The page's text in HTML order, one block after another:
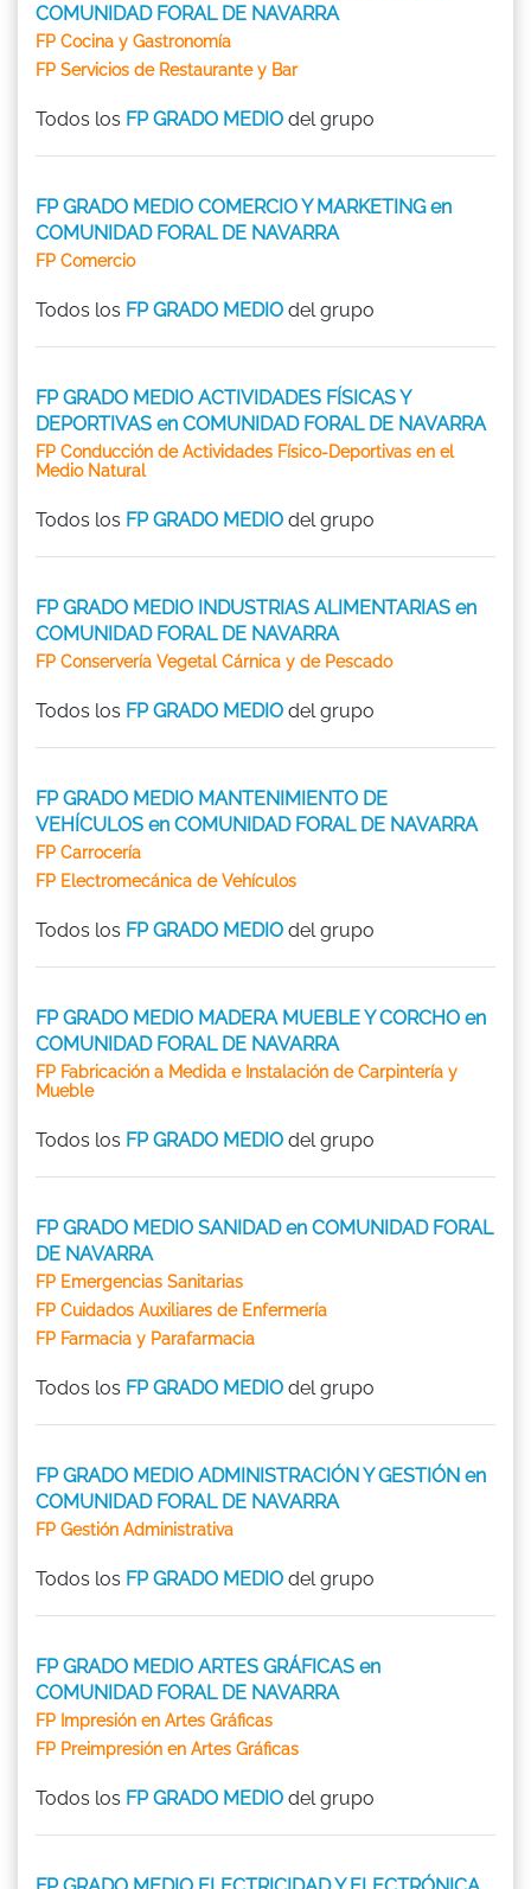
COMUNIDAD FORAL DE NAVARRA
FP Cocina y Gastronomía
FP Servicios de Restaurante y Bar
Todos los FP GRADO MEDIO del grupo
FP GRADO MEDIO COMERCIO Y MARKETING en
COMUNIDAD FORAL DE NAVARRA
FP Comercio
Todos los FP GRADO MEDIO del grupo
FP GRADO MEDIO ACTIVIDADES FÍSICAS Y
DEPORTIVAS en COMUNIDAD FORAL DE NAVARRA
FP Conducción de Actividades Físico-Deportivas en el
Medio Natural
Todos los FP GRADO MEDIO del grupo
FP GRADO MEDIO INDUSTRIAS ALIMENTARIAS en
COMUNIDAD FORAL DE NAVARRA
FP Conservería Vegetal Cárnica y de Pescado
Todos los FP GRADO MEDIO del grupo
FP GRADO MEDIO MANTENIMIENTO DE
VEHÍCULOS en COMUNIDAD FORAL DE NAVARRA
FP Carrocería
FP Electromecánica de Vehículos
Todos los FP GRADO MEDIO del grupo
FP GRADO MEDIO MADERA MUEBLE Y CORCHO en
COMUNIDAD FORAL DE NAVARRA
FP Fabricación a Medida e Instalación de Carpintería y
Mueble
Todos los FP GRADO MEDIO del grupo
FP GRADO MEDIO SANIDAD en COMUNIDAD FORAL
DE NAVARRA
FP Emergencias Sanitarias
FP Cuidados Auxiliares de Enfermería
FP Farmacia y Parafarmacia
Todos los FP GRADO MEDIO del grupo
FP GRADO MEDIO ADMINISTRACIÓN Y GESTIÓN en
COMUNIDAD FORAL DE NAVARRA
FP Gestión Administrativa
Todos los FP GRADO MEDIO del grupo
FP GRADO MEDIO ARTES GRÁFICAS en
COMUNIDAD FORAL DE NAVARRA
FP Impresión en Artes Gráficas
FP Preimpresión en Artes Gráficas
Todos los FP GRADO MEDIO del grupo